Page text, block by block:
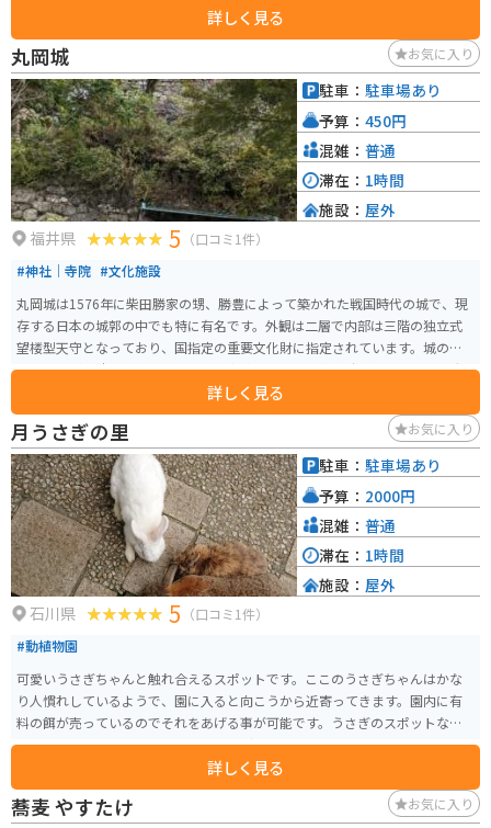
や文化について学ぶことができます。 バイクで訪れる場合は、道の駅に隣接
する公園に、バイク専用の駐車スペースがあります。ツーリングの休憩場所
としても最適です。 あわら市の特産品としては、前述の「越前あわら温泉」
の湯を使ったコスメや、地元産の米粉を使ったスイーツなどがあります。道
の駅でも販売しているので、お土産にいかがでしょうか。
詳しく見る
丸岡城 お気に入り
福井県 5 （口コミ1件）
#神社｜寺院 #文化施設
丸岡城は1576年に柴田勝家の甥、勝豊によって築かれた戦国時代の城で、現
存する日本の城郭の中でも特に有名です。外観は二層で内部は三階の独立式
望楼型天守となっており、国指定の重要文化財に指定されています。城の石
垣は「野づら積み」と呼ばれる古い方式で築かれ、排水性が良いことから大
は美しい桜が満開になります。「日本のさくら名所100選」にも選ばれてお
り、4月には城下で丸岡城桜まつりが開催されます。また、丸岡城は「日本10
0名城」にも選定されており、その歴史と美しさを感じることができる観光ス
ポットです。
詳しく見る
駐車： 駐車場あり
予算： 450円
混雑： 普通
滞在： 1時間
施設： 屋外
月うさぎの里 お気に入り
石川県 5 （口コミ1件）
#動植物園
可愛いうさぎちゃんと触れ合えるスポットです。ここのうさぎちゃんはかな
り人慣れしているようで、園に入ると向こうから近寄ってきます。園内に有
料の餌が売っているのでそれをあげる事が可能です。うさぎのスポットなだ
けあり、土産物にはうさぎが関係したグッズが多いです。またうさぎだけな
く実は亀もいます。ただ亀は近寄ってはこないです。
詳しく見る
駐車： 駐車場あり
予算： 2000円
混雑： 普通
滞在： 1時間
施設： 屋外
蕎麦 やすたけ お気に入り